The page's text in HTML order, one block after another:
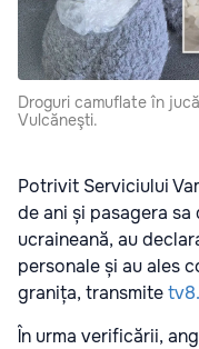
Droguri camuflate în
Vulcăneşti.
Potrivit Serviciului
de ani și pasagera
ucraineană, au
personale și au ales
granița, transmite
În urma verificării,